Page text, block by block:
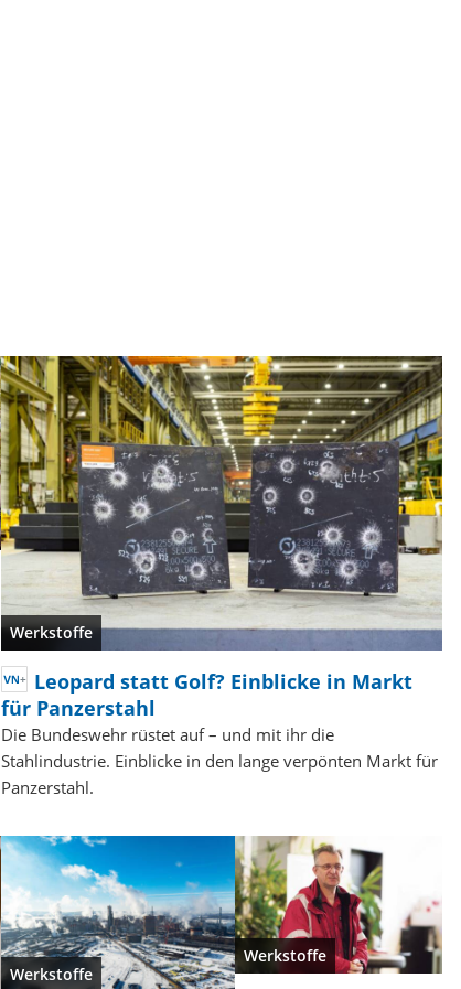
Werkstoffe
Leopard statt Golf? Einblicke in Markt
für Panzerstahl
Die Bundeswehr rüstet auf – und mit ihr die
Stahlindustrie. Einblicke in den lange verpönten Markt für
Panzerstahl.
Werkstoffe
Werkstoffe